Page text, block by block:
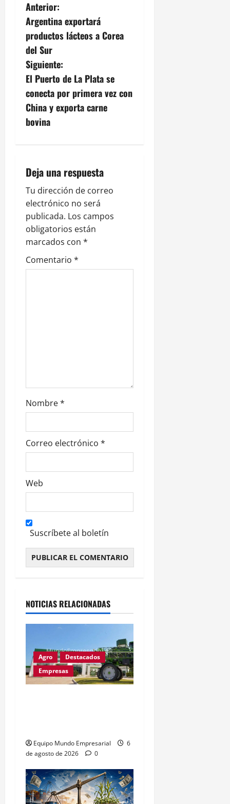
N
a
v
e
g
a
ó
n
d
e
e
a
s
Anterior:
Argentina exportará
productos lácteos a Corea
del Sur
Siguiente:
El Puerto de La Plata se
conecta por primera vez con
China y exporta carne
bovina
Deja una respuesta
Tu dirección de correo
electrónico no será
publicada. Los campos
obligatorios están
marcados con *
Comentario *
Nombre*
Correo electrónico *
Web
Suscríbete al boletín
NOTICIAS RELACIONADAS
Agro
Destacados
Empresas
Equipo Mundo Empresarial
6
de agosto de 2026
0